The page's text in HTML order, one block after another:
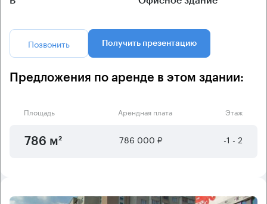
Позвонить Получить презентацию
Предложения по аренде в этом здании:
Площадь Арендная плата Этаж
786 м² 786 000 ₽ -1 - 2